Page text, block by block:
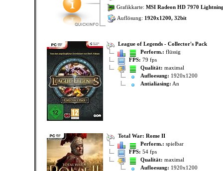
Grafikkarte: MSI Radeon HD 7970
Auflösung: 1920x1200, 32bit
League of Legends - Collector's Pack
Perform.: flüssig
FPS: 79 fps
Qualität: maximal
Aufloesung: 1920x1200
Antialiasing: An
Total War: Rome II
Perform.: spielbar
FPS: 54 fps
Qualität: maximal
Aufloesung: 1920x1200